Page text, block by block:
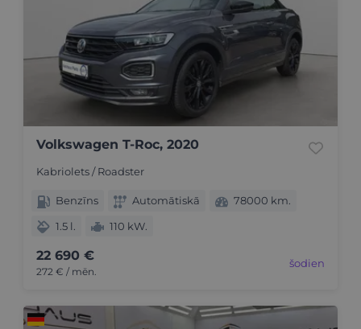
Volkswagen T-Roc, 2020
Kabriolets / Roadster
Benzīns Automātiskā
78000 km.
1.5 l.
110 kW.
22 690 €
272 € / mēn.
šodien